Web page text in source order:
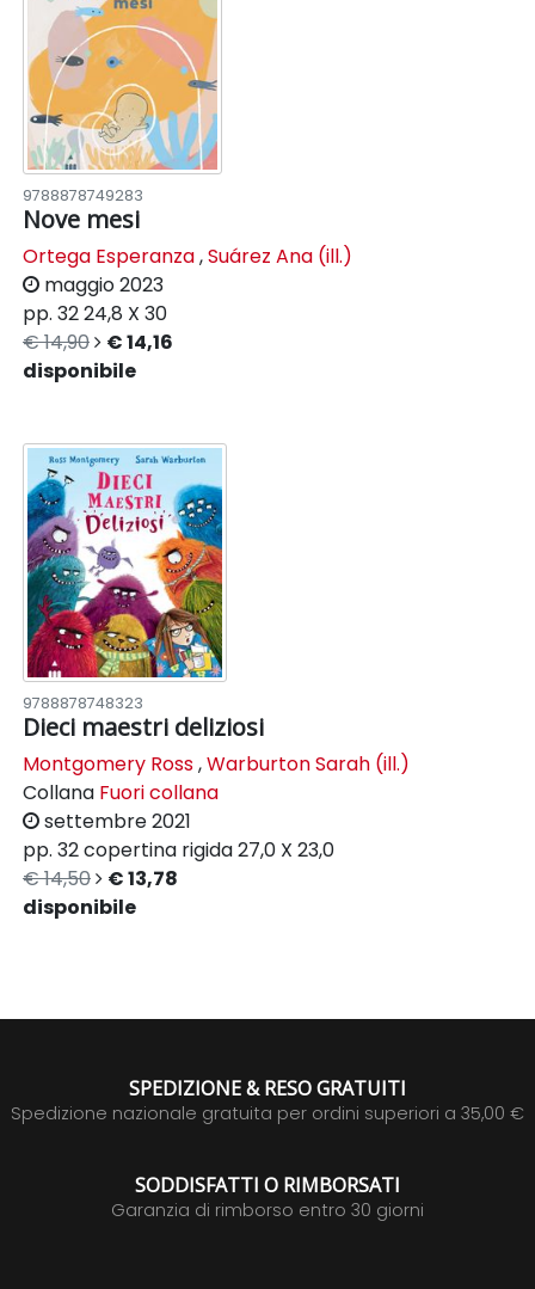
9788878749283
Nove mesi
Ortega Esperanza,Suárez Ana (ill.)
maggio 2023
pp. 3224,8 X 30
€ 14,90
€ 14,16
disponibile
9788878748323
Dieci maestri deliziosi
Montgomery Ross,Warburton Sarah (ill.)
Collana Fuori collana
settembre 2021
pp. 32copertina rigida27,0 X 23,0
€ 14,50
€ 13,78
disponibile
SPEDIZIONE & RESO GRATUITI
Spedizione nazionale gratuita per ordini superiori a 35,00 €
SODDISFATTI O RIMBORSATI
Garanzia di rimborso entro 30 giorni